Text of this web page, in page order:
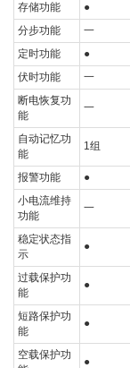
存储功能
●
分步功能
一
定时功能
●
伏时功能
一
断电恢复功
能
一
自动记忆功
能
1组
报警功能 ●
小电流维持
功能
一
稳定状态指
示
●
过载保护功
能
●
短路保护功
能
●
空载保护功
●